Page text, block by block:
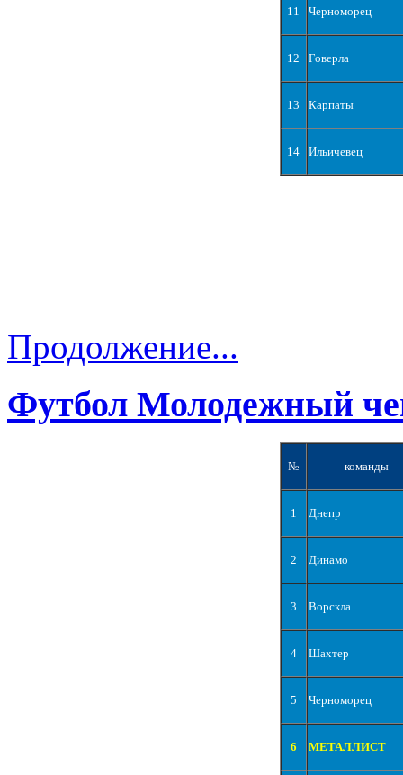
11 Черноморец
12 Говерла
13 Карпаты
14 Ильичевец
Продолжение...
Футбол Молодежный
№ команды
1 Днепр
2 Динамо
3 Ворскла
4 Шахтер
5 Черноморец
6 МЕТАЛЛИСТ